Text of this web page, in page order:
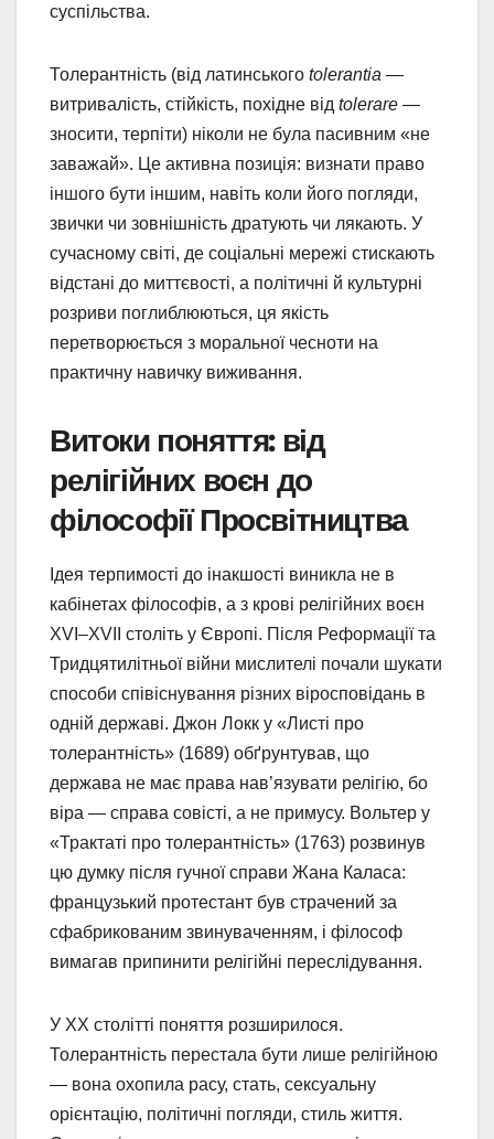
суспільства.
Толерантність (від латинського tolerantia —
витривалість, стійкість, похідне від tolerare —
зносити, терпіти) ніколи не була пасивним «не
заважай». Це активна позиція: визнати право
іншого бути іншим, навіть коли його погляди,
звички чи зовнішність дратують чи лякають. У
сучасному світі, де соціальні мережі стискають
відстані до миттєвості, а політичні й культурні
розриви поглиблюються, ця якість
перетворюється з моральної чесноти на
практичну навичку виживання.
Витоки поняття: від
релігійних воєн до
філософії Просвітництва
Ідея терпимості до інакшості виникла не в
кабінетах філософів, а з крові релігійних воєн
XVI–XVII століть у Європі. Після Реформації та
Тридцятилітньої війни мислителі почали шукати
способи співіснування різних віросповідань в
одній державі. Джон Локк у «Листі про
толерантність» (1689) обґрунтував, що
держава не має права нав’язувати релігію, бо
віра — справа совісті, а не примусу. Вольтер у
«Трактаті про толерантність» (1763) розвинув
цю думку після гучної справи Жана Каласа:
французький протестант був страчений за
сфабрикованим звинуваченням, і філософ
вимагав припинити релігійні переслідування.
У ХХ столітті поняття розширилося.
Толерантність перестала бути лише релігійною
— вона охопила расу, стать, сексуальну
орієнтацію, політичні погляди, стиль життя.